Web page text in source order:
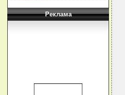
Реклама